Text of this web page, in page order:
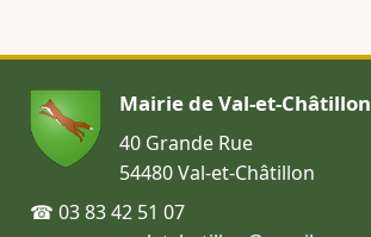
Mairie de Val-et-Châtillon
40 Grande Rue
54480 Val-et-Châtillon
☎ 03 83 42 51 07